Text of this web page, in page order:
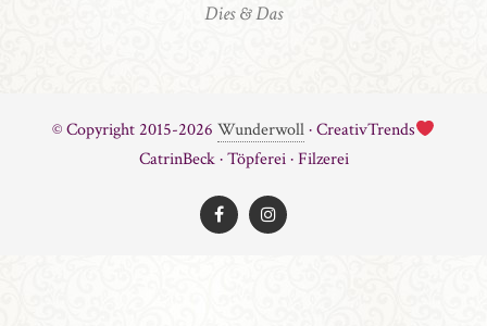
Dies & Das
© Copyright 2015-2026 Wunderwoll· CreativTrends
CatrinBeck · Töpferei · Filzerei